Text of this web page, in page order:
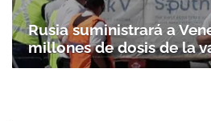
Rusia suministrará a
millones de dosis de la